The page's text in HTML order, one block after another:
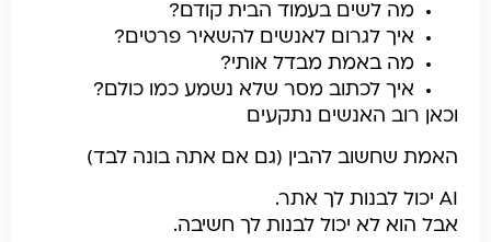
מה לשים בעמוד הבית קודם?
איך לגרום לאנשים להשאיר פרטים?
מה באמת מבדל אותי?
איך לכתוב מסר שלא נשמע כמו כולם?
וכאן רוב האנשים נתקעים
האמת שחשוב להבין (גם אם אתה בונה לבד)
AI יכול לבנות לך אתר.
אבל הוא לא יכול לבנות לך חשיבה.